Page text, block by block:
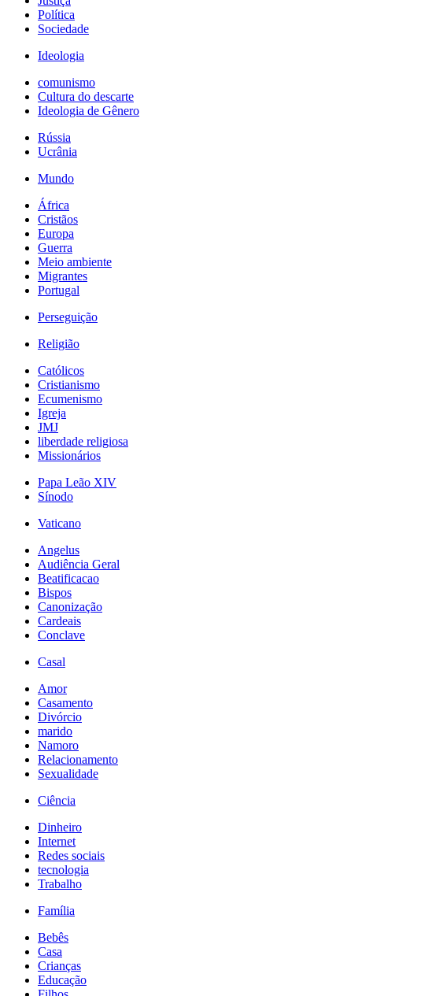
Política
Sociedade
Ideologia
comunismo
Cultura do descarte
Ideologia de Gênero
Rússia
Ucrânia
Mundo
África
Cristãos
Europa
Guerra
Meio ambiente
Migrantes
Portugal
Perseguição
Religião
Católicos
Cristianismo
Ecumenismo
Igreja
JMJ
liberdade religiosa
Missionários
Papa Leão XIV
Sínodo
Vaticano
Angelus
Audiência Geral
Beatificacao
Bispos
Canonização
Cardeais
Conclave
Casal
Amor
Casamento
Divórcio
marido
Namoro
Relacionamento
Sexualidade
Ciência
Dinheiro
Internet
Redes sociais
tecnologia
Trabalho
Família
Bebês
Casa
Crianças
Educação